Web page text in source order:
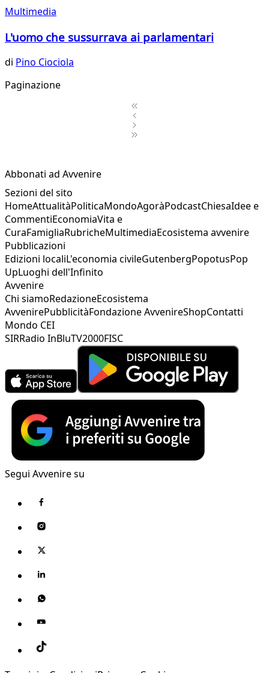
Multimedia
L'uomo che sussurrava ai parlamentari
di Pino Ciociola
Paginazione
3
5
6
7
8
9
Abbonati ad Avvenire
Sezioni del sito
HomeAttualitàPoliticaMondoAgoràPodcastChiesaIdee e
CommentiEconomiaVita e
CuraFamigliaRubricheMultimediaEcosistema avvenire
Pubblicazioni
Edizioni localiL'economia civileGutenbergPopotusPop
UpLuoghi dell'Infinito
Avvenire
Chi siamoRedazioneEcosistema
AvvenirePubblicitàFondazione AvvenireShopContatti
Mondo CEI
SIRRadio InBluTV2000FISC
Segui Avvenire su